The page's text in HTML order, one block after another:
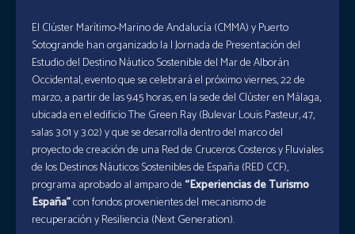
El Clúster Marítimo-Marino de Andalucía (CMMA) y Puerto
Sotogrande han organizado la I Jornada de Presentación del
Estudio del Destino Náutico Sostenible del Mar de Alborán
Occidental, evento que se celebrará el próximo viernes, 22 de
marzo, a partir de las 9.45 horas, en la sede del Clúster en Málaga,
ubicada en el edificio The Green Ray (Bulevar Louis Pasteur, 47,
salas 3.01 y 3.02) y que se desarrolla dentro del marco del
proyecto de creación de una Red de Cruceros Costeros y Fluviales
de los Destinos Náuticos Sostenibles de España (RED CCF),
programa aprobado al amparo de “Experiencias de Turismo
España”con fondos provenientes del mecanismo de
recuperación y Resiliencia (Next Generation).